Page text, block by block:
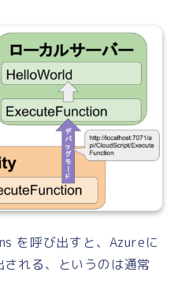
を呼び出すと、Azureに
れる、というのは通常